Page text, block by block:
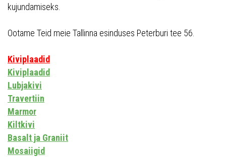
kujundamiseks.
Ootame Teid meie Tallinna esinduses Peterburi tee 56.
Kiviplaadid
Kiviplaadid
Lubjakivi
Travertiin
Marmor
Kiltkivi
Basalt ja Graniit
Mosaiigid